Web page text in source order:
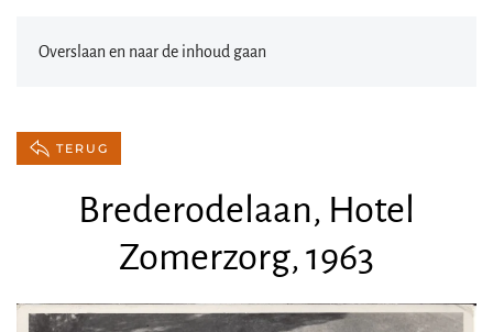
Overslaan en naar de inhoud gaan
TERUG
Brederodelaan, Hotel
Zomerzorg, 1963